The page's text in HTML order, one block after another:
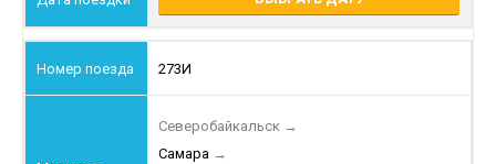
273И
Северобайкальск →
Самара →